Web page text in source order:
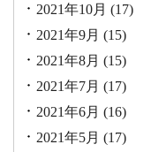
2021年10月 (17)
2021年9月 (15)
2021年8月 (15)
2021年7月 (17)
2021年6月 (16)
2021年5月 (17)